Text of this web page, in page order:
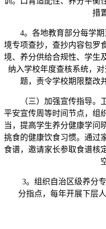
措
4。各地教育部分每学期
境专项查抄，查抄内容包罗
境、养分供给合规性、学生
纳入学校年度查核系统，
题，责令学校期限整改
（三）加强宣传指导。卫
平安宣传周等时间节点，组
当，提高学生养分健康学问
挑食的健康饮食习惯。通过
食谱，邀请家长参取食谱核
3。组织自治区级养分专
分指点，每年开展下层